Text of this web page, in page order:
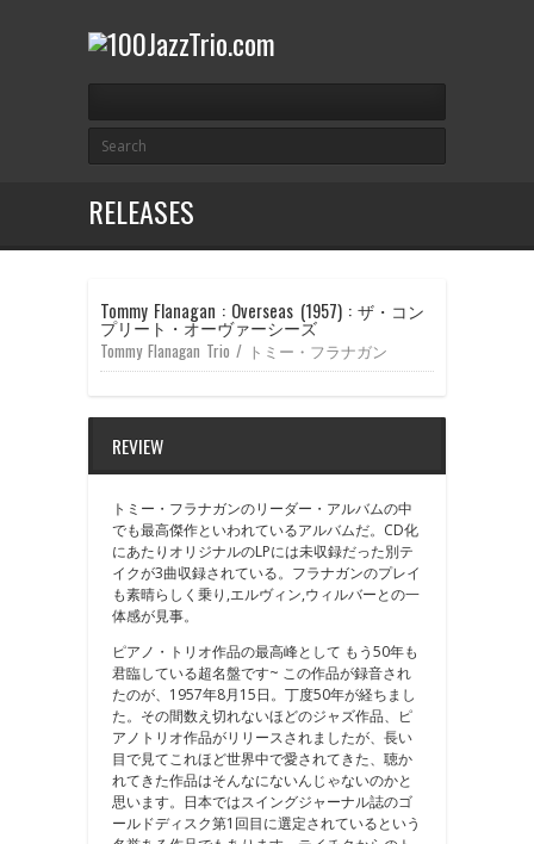
RELEASES
Tommy Flanagan : Overseas (1957) : ザ・コン
プリート・オーヴァーシーズ
Tommy Flanagan Trio / トミー・フラナガン
REVIEW
トミー・フラナガンのリーダー・アルバムの中
でも最高傑作といわれているアルバムだ。CD化
にあたりオリジナルのLPには未収録だった別テ
イクが3曲収録されている。フラナガンのプレイ
も素晴らしく乗り,エルヴィン,ウィルバーとの一
体感が見事。
ピアノ・トリオ作品の最高峰として もう50年も
君臨している超名盤です~ この作品が録音され
たのが、1957年8月15日。丁度50年が経ちまし
た。その間数え切れないほどのジャズ作品、ピ
アノトリオ作品がリリースされましたが、長い
目で見てこれほど世界中で愛されてきた、聴か
れてきた作品はそんなにないんじゃないのかと
思います。日本ではスイングジャーナル誌のゴ
ールドディスク第1回目に選定されているという